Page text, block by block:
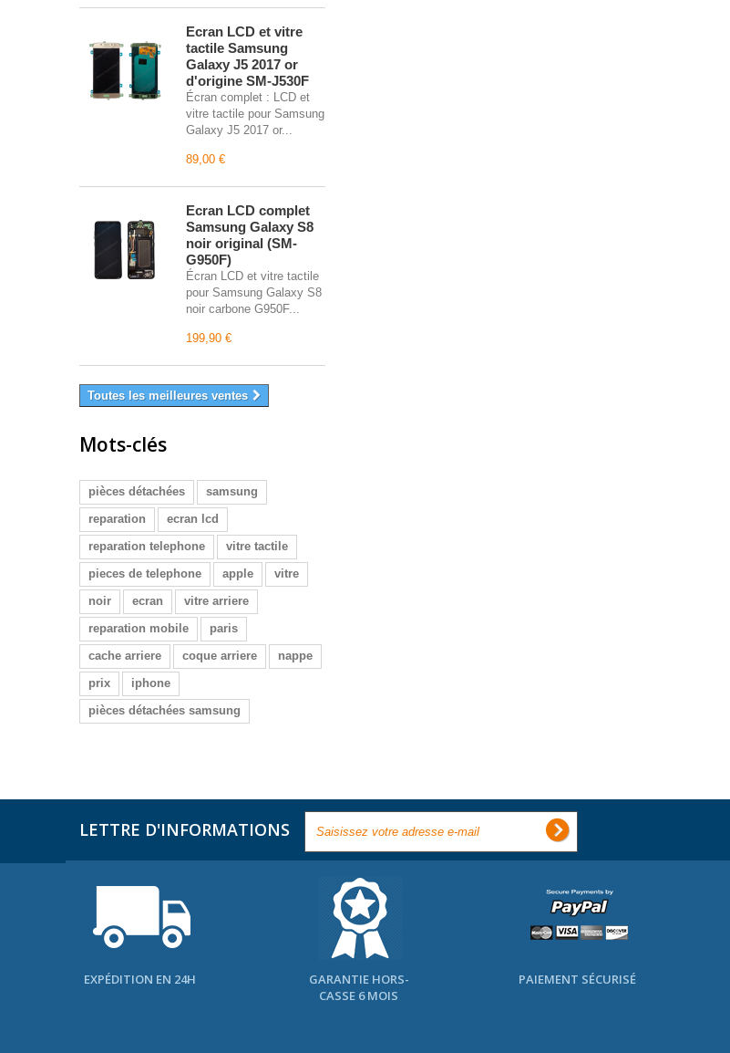
Écran LCD et vitre
tactile Samsung
Galaxy J5 2017 or
d'origine SM-J530F
Écran complet : LCD et
vitre tactile pour Samsung
Galaxy J5 2017 or...
89,00 €
Écran LCD complet
Samsung Galaxy S8
noir original (SM-
G950F)
Écran LCD et vitre tactile
pour Samsung Galaxy S8
noir carbone G950F...
199,90 €
Toutes les meilleures ventes
Mots-clés
pièces détachées
samsung
reparation
ecran lcd
reparation telephone
vitre tactile
pieces de telephone
apple
vitre
noir
ecran
vitre arriere
reparation mobile
paris
cache arriere
coque arriere
nappe
prix
iphone
pièces détachées samsung
LETTRE D'INFORMATIONS
EXPÉDITION EN 24H
GARANTIE HORS-
CASSE 6 MOIS
PAIEMENT SÉCURISÉ